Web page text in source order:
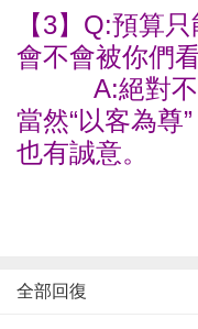
【3】Q:預算
會不會被你們
A:絕對不會
當然“以客為尊
也有誠意。
全部回復